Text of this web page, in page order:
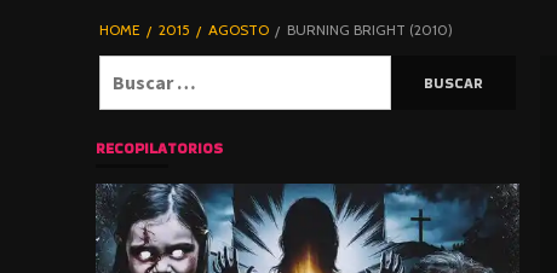
BLOGHORROR
⋆
HOME 2015 AGOSTO BURNING BRIGHT (2010)
RECOPILATORIOS